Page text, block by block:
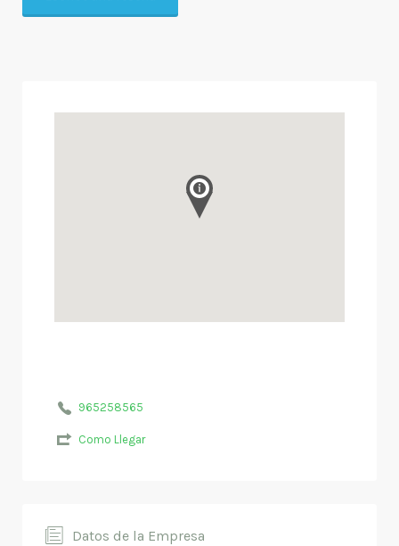
965258565
Como Llegar
Datos de la Empresa